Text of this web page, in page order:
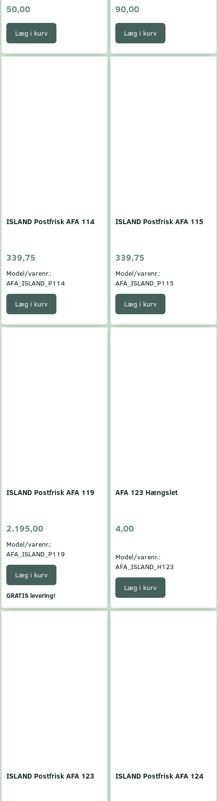
50,00
Læg i kurv
90,00
Læg i kurv
ISLAND Postfrisk AFA 114
339,75
Model/varenr.:
AFA_ISLAND_P114
Læg i kurv
ISLAND Postfrisk AFA 115
339,75
Model/varenr.:
AFA_ISLAND_P115
Læg i kurv
ISLAND Postfrisk AFA 119
2.195,00
Model/varenr.:
AFA_ISLAND_P119
Læg i kurv
GRATIS levering!
AFA 123 Hængslet
4,00
Model/varenr.:
AFA_ISLAND_H123
Læg i kurv
ISLAND Postfrisk AFA 123 ISLAND Postfrisk AFA 124